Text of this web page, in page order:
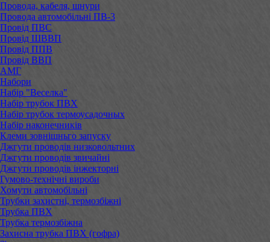
Провода, кабеля, шнури
Провода автомобільні ПВ-3
Провід ПВС
Провід ШВВП
Провід ППВ
Провід ВВП
АМГ
Набори
Набір "Веселка"
Набір трубок ПВХ
Набір трубок термоусадочных
Набір наконечників
Клеми зовнішньго запуску
Джгути проводів низковольтних
Джгути проводів звичайні
Джгути проводів інжекторні
Гумово-технічні вироби
Хомути автомобільні
Трубки захистні, термозбіжні
Трубка ПВХ
Трубка термозбіжна
Захисна трубка ПВХ (гофра)